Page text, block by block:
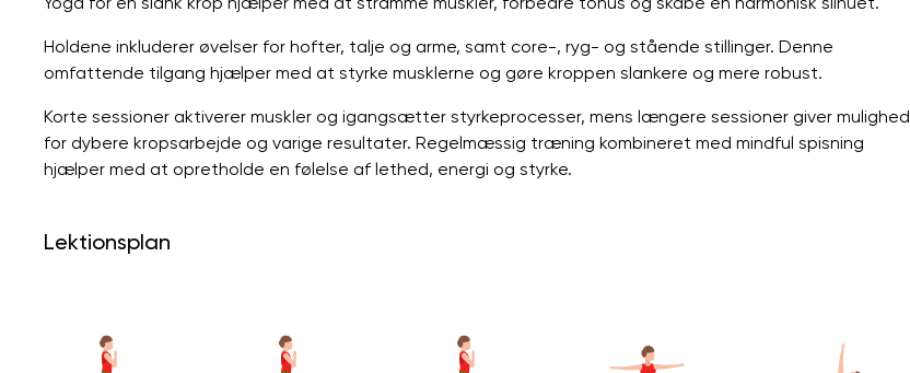
Holdene inkluderer øvelser for hofter, talje og arme, samt core-, ryg- og stående stillinger. Denne
omfattende tilgang hjælper med at styrke musklerne og gøre kroppen slankere og mere robust.
Korte sessioner aktiverer muskler og igangsætter styrkeprocesser, mens længere sessioner giver mulighed
for dybere kropsarbejde og varige resultater. Regelmæssig træning kombineret med mindful spisning
hjælper med at opretholde en følelse af lethed, energi og styrke.
Lektionsplan